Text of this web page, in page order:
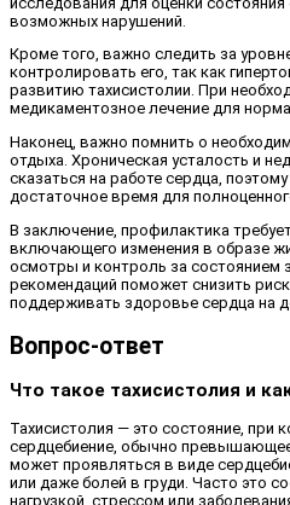
возможных нарушений.
Кроме того, важно следить за
контролировать его, так как
развитию тахисистолии. При
медикаментозное лечение для
Наконец, важно помнить о
отдыха. Хроническая усталость и
сказаться на работе сердца,
достаточное время для
В заключение, профилактика
включающего изменения в образе
осмотры и контроль за состоянием
рекомендаций поможет снизить
поддерживать здоровье сердца на
Вопрос-ответ
Что такое тахисистолия и
Тахисистолия — это состояние, при
сердцебиение, обычно
может проявляться в виде
или даже болей в груди. Часто это
нагрузкой, стрессом или